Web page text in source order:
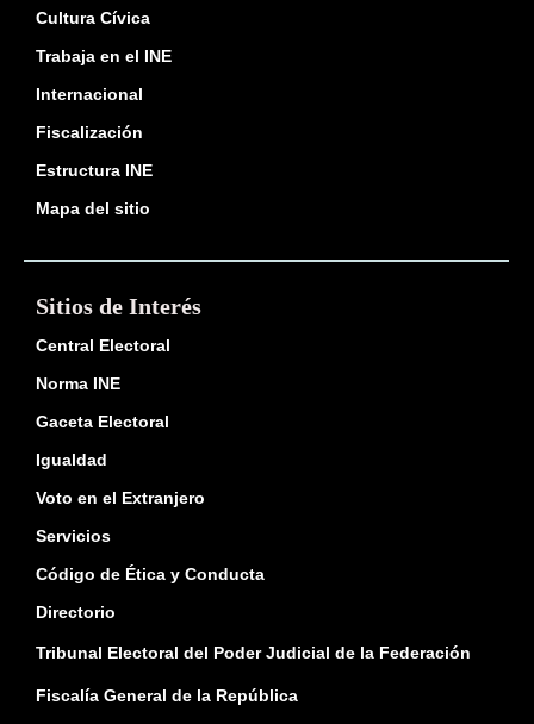
Cultura Cívica
Trabaja en el INE
Internacional
Fiscalización
Estructura INE
Mapa del sitio
Sitios de Interés
Central Electoral
Norma INE
Gaceta Electoral
Igualdad
Voto en el Extranjero
Servicios
Código de Ética y Conducta
Directorio
Tribunal Electoral del Poder Judicial de la Federación
Fiscalía General de la República